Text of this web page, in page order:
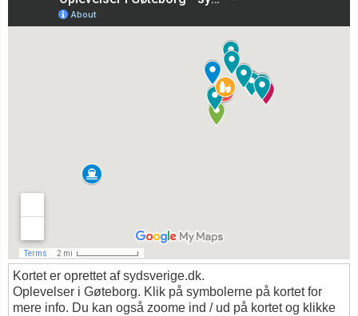
Kortet er oprettet af sydsverige.dk.
Oplevelser i Gøteborg. Klik på symbolerne på kortet for
mere info. Du kan også zoome ind / ud på kortet og klikke